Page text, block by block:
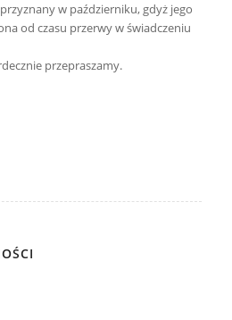
w październiku, gdyż jego
od czasu przerwy w świadczeniu
przepraszamy.